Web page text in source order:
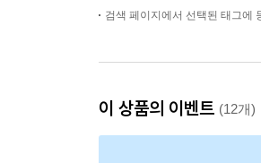
검색 페이지에서 선택된 태그에
이 상품의 이벤트 (12개)